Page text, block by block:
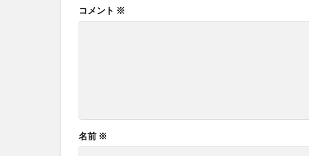
コメント ※
名前 ※